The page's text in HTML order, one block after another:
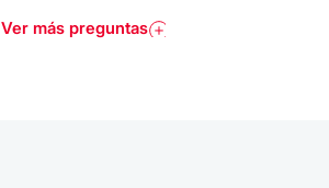
Ver más preguntas